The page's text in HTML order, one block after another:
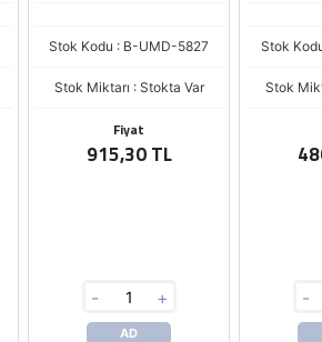
Stok Kodu : B-UMD-5827
Stok Miktarı : Stokta Var
Fiyat
915,30 TL
- +
AD
Stok
Stok
-